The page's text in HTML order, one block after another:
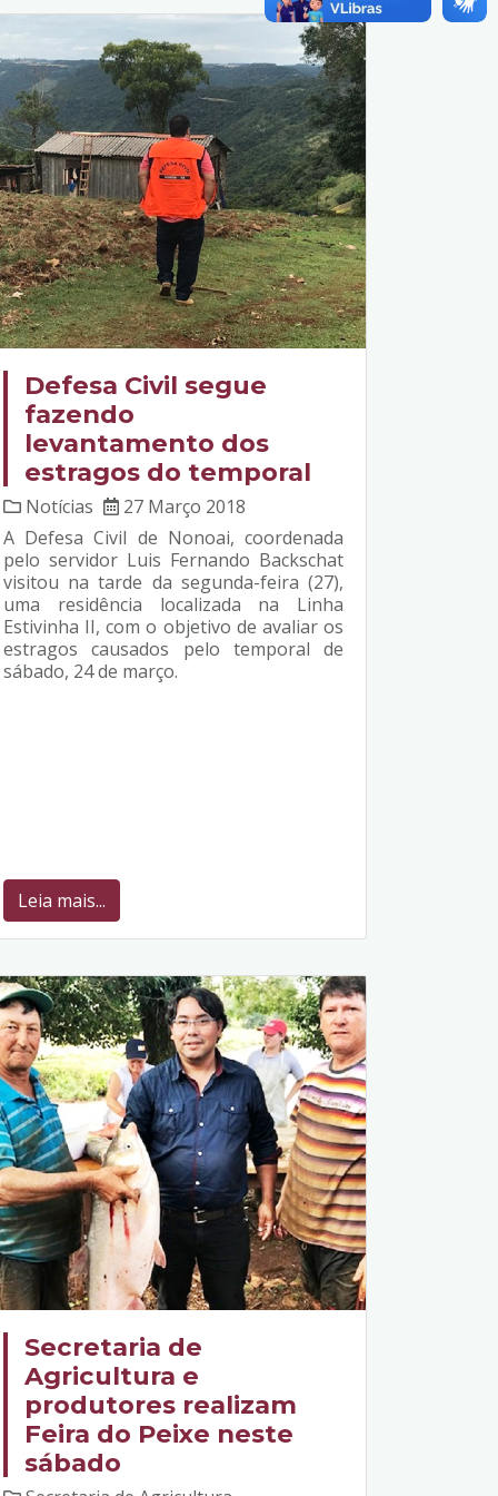
Defesa Civil segue
fazendo
levantamento dos
estragos do temporal
Notícias
27 Março 2018
A Defesa Civil de Nonoai, coordenada
pelo servidor Luis Fernando Backschat
visitou na tarde da segunda-feira (27),
uma residência localizada na Linha
Estivinha II, com o objetivo de avaliar os
estragos causados pelo temporal de
sábado, 24 de março.
Leia mais...
Secretaria de
Agricultura e
produtores realizam
Feira do Peixe neste
sábado